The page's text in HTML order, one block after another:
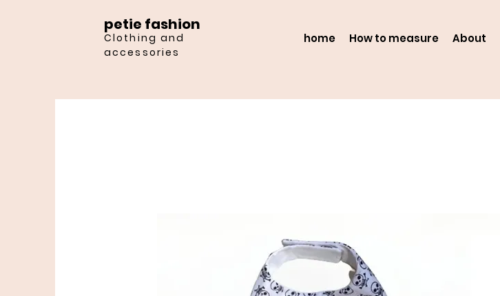
petie fashion
Clothing and
accessories
home How to measure About